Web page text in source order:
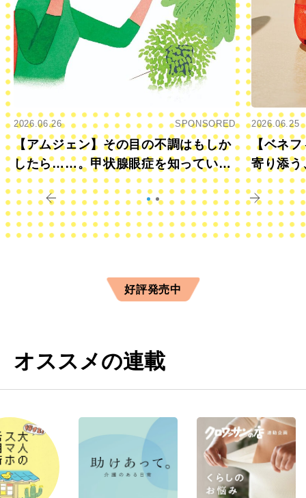
2026.06.26 SPONSORED
【アムジェン】その目の不調はもしか
したら……。甲状腺眼症を知っていま
すか？
2026.06.25
【ベネフ
寄り添う
きに
好評発売中
オススメの連載